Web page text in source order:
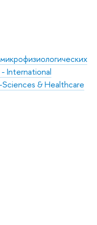
International
& Healthcare